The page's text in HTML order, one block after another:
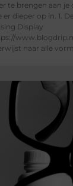
te brengen aan je
dieper op in. 1.
Display
naar alle